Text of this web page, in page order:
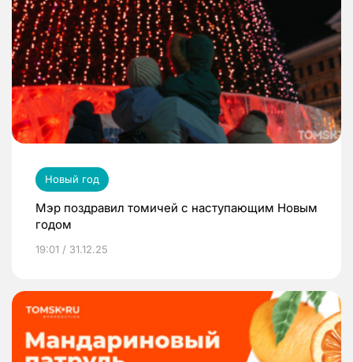
Новый год
Мэр поздравил томичей с наступающим Новым
годом
19:01 / 31.12.25